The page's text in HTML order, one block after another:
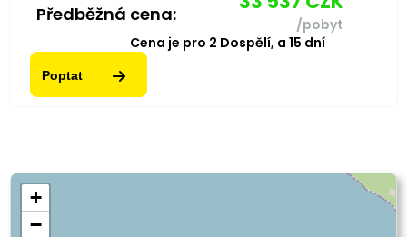
Předběžná cena:
/pobyt
Cena je pro 2 Dospělí, a 15 dní
Poptat
+
−